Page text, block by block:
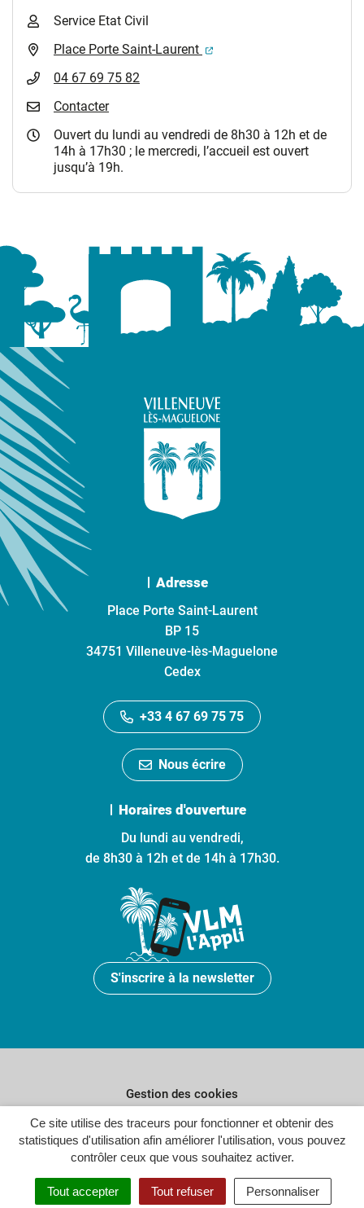
Ce site utilise des traceurs pour fonctionner et obtenir des
statistiques d'utilisation afin améliorer l'utilisation, vous pouvez
contrôler ceux que vous souhaitez activer.
Tout accepter Tout refuser Personnaliser
Service Etat Civil
Place Porte Saint-Laurent
(ouverture dans un
04 67 69 75 82
Contacter
Ouvert du lundi au vendredi de 8h30 à 12h et de
14h à 17h30 ; le mercredi, l’accueil est ouvert
jusqu’à 19h.
Adresse
Place Porte Saint-Laurent
BP 15
34751 Villeneuve-lès-Maguelone
Cedex
+33 4 67 69 75 75
Nous écrire
Horaires d'ouverture
Du lundi au vendredi,
de 8h30 à 12h et de 14h à 17h30.
S'inscrire à la newsletter
Gestion des cookies
Plan du site
Politique de confidentialité
Crédits